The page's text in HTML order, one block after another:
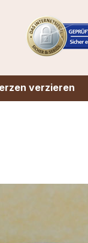
verzieren